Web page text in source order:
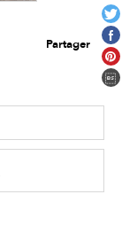
Partager